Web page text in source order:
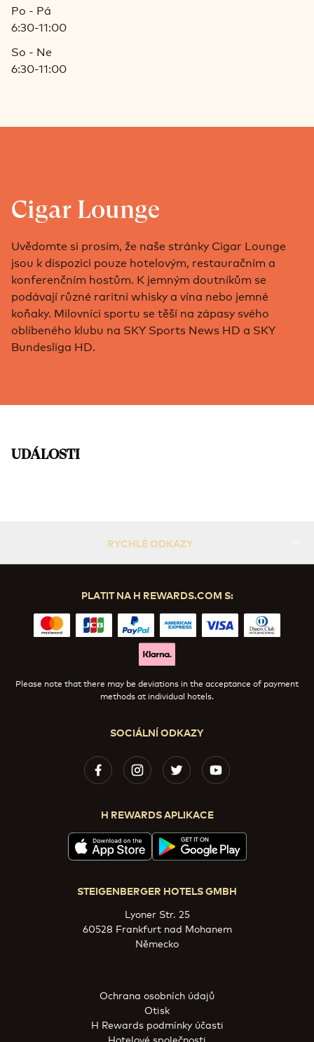
Po - Pá
6:30-11:00
So - Ne
6:30-11:00
Cigar Lounge
Uvědomte si prosím, že naše stránky Cigar Lounge
jsou k dispozici pouze hotelovým, restauračním a
konferenčním hostům. K jemným doutníkům se
podávají různé raritní whisky a vína nebo jemné
koňaky. Milovníci sportu se těší na zápasy svého
oblíbeného klubu na SKY Sports News HD a SKY
Bundesliga HD.
UDÁLOSTI
Vysoký čaj ICONIC
RYCHLÉ ODKAZY
SOCIÁLNÍ ODKAZY
H REWARDS APLIKACE
PLATIT NA H REWARDS.COM S:
Please note that there may be deviations in the acceptance of payment
methods at individual hotels.
STEIGENBERGER HOTELS GMBH
Lyoner Str. 25
60528 Frankfurt nad Mohanem
Německo
Ochrana osobních údajů
Otisk
H Rewards podmínky účasti
Hotelové společnosti